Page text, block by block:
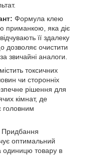
Формула клею
приманкою, яка діє
її здалеку
дозволяє очистити
звичайні аналоги.
токсичних
чи сторонніх
рішення для
кімнат, де
головним
Придбання
оптимальний
одиницю товару в